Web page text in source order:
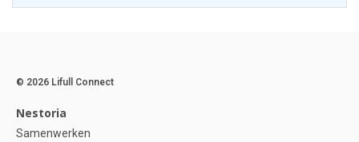
© 2026 Lifull Connect
Nestoria
Samenwerken